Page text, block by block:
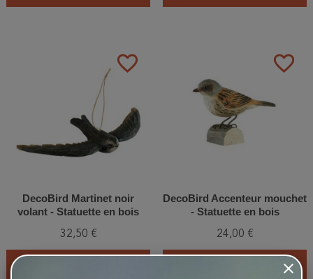
favorite_border
DecoBird Martinet noir
volant - Statuette en bois
32,50 €
favorite_border
DecoBird Accenteur mouchet
- Statuette en bois
24,00 €
AJOUTER AU PANIER